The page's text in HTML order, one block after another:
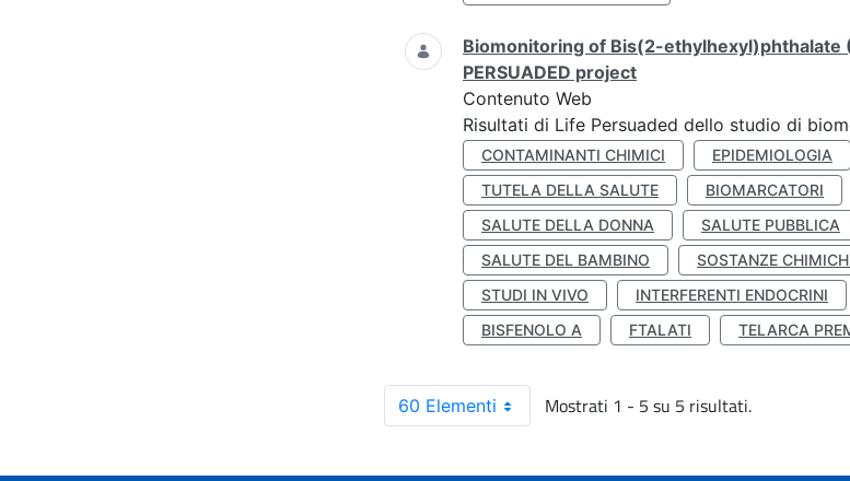
Biomonitoring of Bis(2-ethylhexyl)phthalate
PERSUADED project
Contenuto Web
Risultati di Life Persuaded dello studio di
CONTAMINANTI CHIMICI EPIDEMIOLOGIA
TUTELA DELLA SALUTE
BIOMARCATORI
SALUTE DELLA DONNA
SALUTE PUBBLICA
SALUTE DEL BAMBINO
SOSTANZE
STUDI IN VIVO
INTERFERENTI ENDOCRINI
BISFENOLO A
FTALATI TELARCA
60 Elementi Mostrati 1 - 5 su 5 risultati.